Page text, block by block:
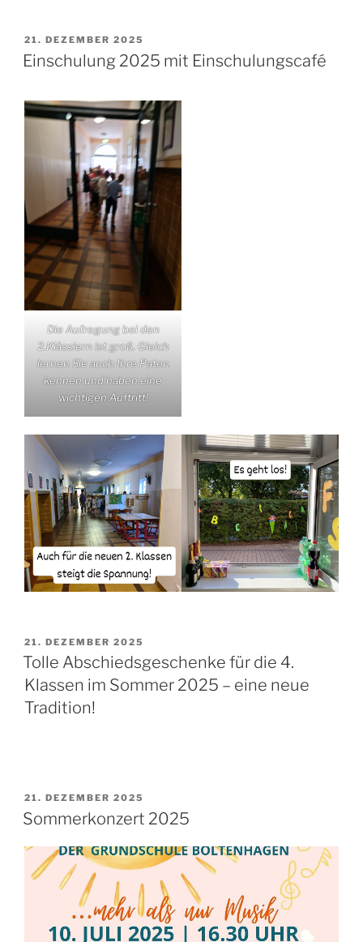
VERÖFFENTLICHT
AM
21. DEZEMBER 2025
Einschulung 2025 mit Einschulungscafé
Die Aufregung bei den
2.Klässlern ist groß. Gleich
lernen Sie auch Ihre Paten
kennen und haben eine
wichtigen Auftritt!
VERÖFFENTLICHT
AM
21. DEZEMBER 2025
Tolle Abschiedsgeschenke für die 4.
Klassen im Sommer 2025 – eine neue
Tradition!
VERÖFFENTLICHT
AM
21. DEZEMBER 2025
Sommerkonzert 2025